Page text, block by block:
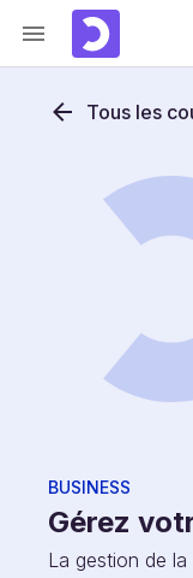
Tous les
BUSINESS
Gérez
La gestion de